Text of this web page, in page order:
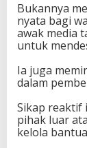
‎Bukannya
nyata bagi
awak media
untuk
‎Ia juga
dalam
‎Sikap reaktif
pihak luar
kelola